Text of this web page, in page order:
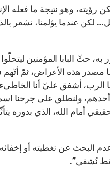
رؤيته، وهو نتيجة ما فعله
لكن عندما يؤلمنا، نشعر
حثّ البابا المؤمنين
مصدر هذه الأعراض، ثمّ أتّهم
الرب، أشفق عليّ أنا
ولنطلق على جرحنا
أمام الله، الذي بدوره
البحث عن تغطيته أو إخفائه
فقط نُشفى”.